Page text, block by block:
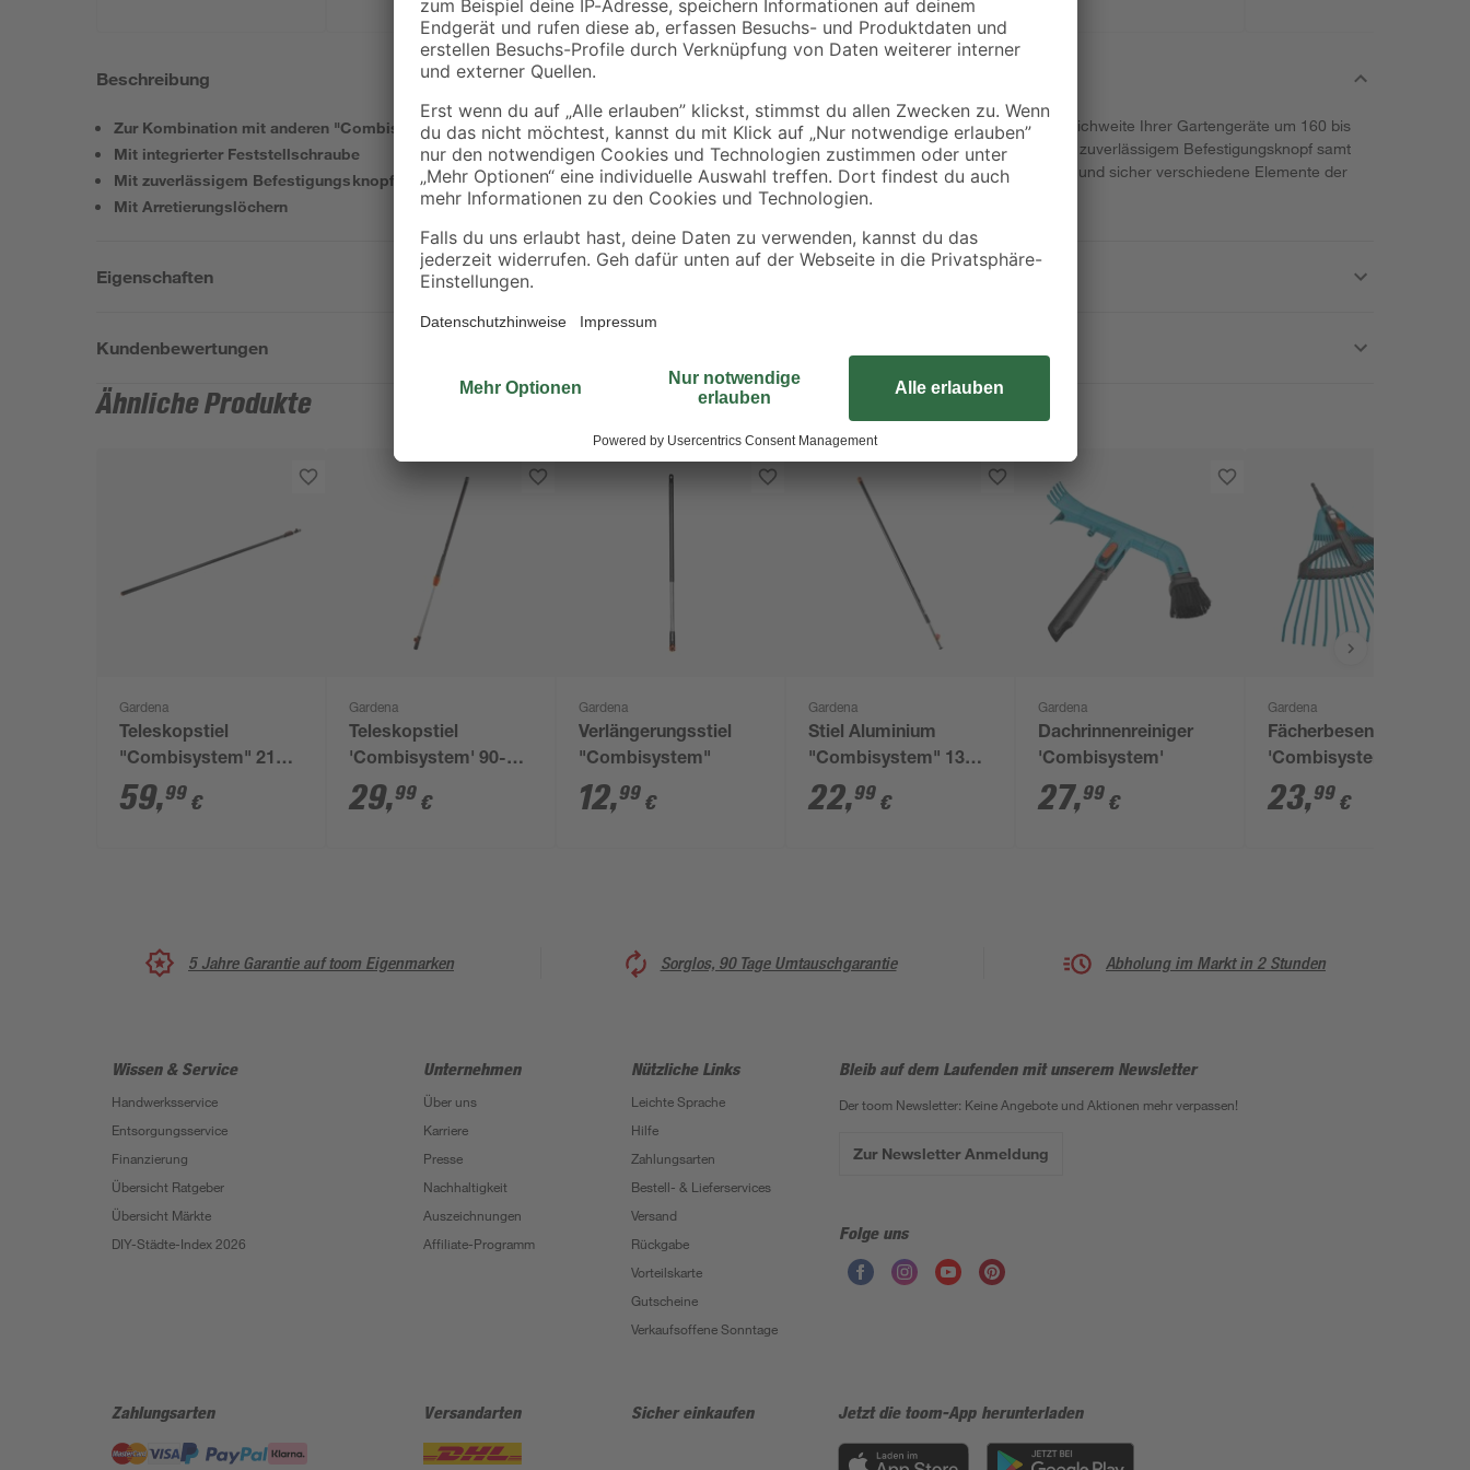
Beschreibung
Zur Kombination mit anderen "Combisystem"-Geräten
Mit integrierter Feststellschraube
Mit zuverlässigem Befestigungsknopf
Mit Arretierungslöchern
Dieser praktische Teleskopstiel verlängert die Reichweite Ihrer Gartengeräte um 160 bis
290 cm. Dank integrierter Feststellschraube und zuverlässigem Befestigungsknopf samt
Arretierungsvorrichtung kombinieren Sie schnell und sicher verschiedene Elemente der
Reihe "Combisystem" von Gardena miteinander.
Eigenschaften
Kundenbewertungen
Ähnliche Produkte
Gardena
Teleskopstiel
"Combisystem" 210 -
390 cm
59,99 €
Gardena
Teleskopstiel
'Combisystem' 90-
145 cm
29,99 €
Gardena
Verlängerungsstiel
"Combisystem"
12,99 €
Gardena
Stiel Aluminium
"Combisystem" 130
cm
22,99 €
Gardena
Dachrinnenreiniger
'Combisystem'
27,99 €
Gardena
Fächerbesen
'Combisystem'
verstellbar 35-52 cm
23,99 €
5 Jahre Garantie auf toom Eigenmarken Sorglos, 90 Tage Umtauschgarantie Abholung im Markt in 2 Stunden
Wissen & Service
Handwerksservice
Entsorgungsservice
Finanzierung
Übersicht Ratgeber
Übersicht Märkte
DIY-Städte-Index 2026
Unternehmen
Über uns
Karriere
Presse
Nachhaltigkeit
Auszeichnungen
Affiliate-Programm
Nützliche Links
Leichte Sprache
Hilfe
Zahlungsarten
Bestell- & Lieferservices
Versand
Rückgabe
Vorteilskarte
Gutscheine
Verkaufsoffene Sonntage
Bleib auf dem Laufenden mit unserem Newsletter
Der toom Newsletter: Keine Angebote und Aktionen mehr verpassen!
Zur Newsletter Anmeldung
Folge uns
Zahlungsarten Versandarten Sicher einkaufen Jetzt die toom-App herunterladen